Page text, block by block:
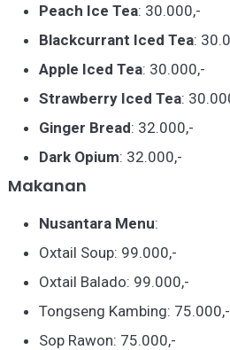
Peach Ice Tea: 30.000,-
Blackcurrant Iced Tea:
Apple Iced Tea: 30.000,-
Strawberry Iced Tea:
Ginger Bread: 32.000,-
Dark Opium: 32.000,-
Makanan
Nusantara Menu:
Oxtail Soup: 99.000,-
Oxtail Balado: 99.000,-
Tongseng Kambing: 75.000,-
Sop Rawon: 75.000,-